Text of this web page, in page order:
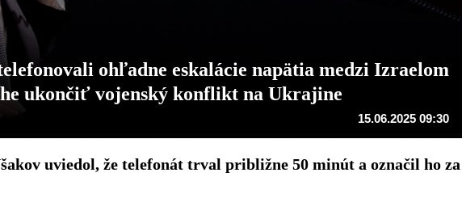
ohľadne eskalácie napätia medzi Izraelom
ukončiť vojenský konflikt na Ukrajine
15.06.2025 09:30
uviedol, že telefonát trval približne 50 minút a označil ho za